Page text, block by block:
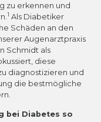
zu erkennen und
1 Als Diabetiker
Schäden an den
Augenarztpraxis
Schmidt als
diese
diagnostizieren und
die bestmögliche
bei Diabetes so